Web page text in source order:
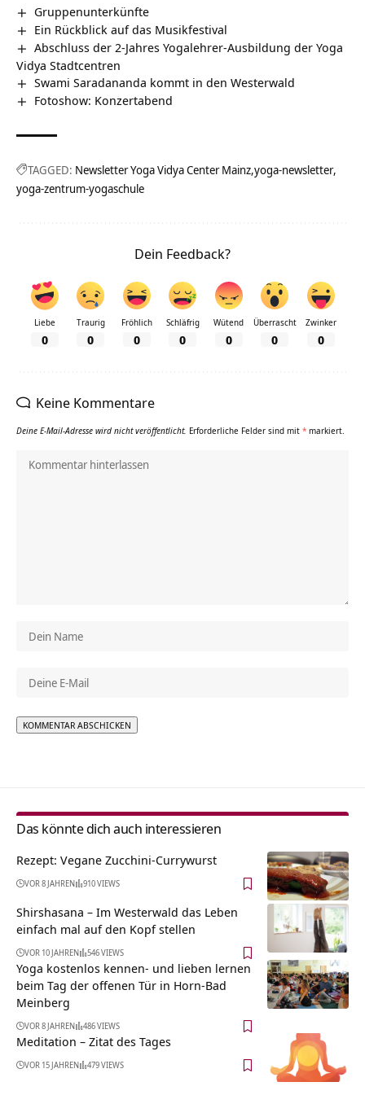
Gruppenunterkünfte
Ein Rückblick auf das Musikfestival
Abschluss der 2-Jahres Yogalehrer-Ausbildung der Yoga
Vidya Stadtcentren
Swami Saradananda kommt in den Westerwald
Fotoshow: Konzertabend
TAGGED: Newsletter Yoga Vidya Center Mainz yoga-newsletter
yoga-zentrum-yogaschule
Dein Feedback?
Liebe
0
Traurig
0
Fröhlich
0
Schläfrig
0
Wütend
0
Überrascht
0
Zwinker
0
Keine Kommentare
Deine E-Mail-Adresse wird nicht veröffentlicht. Erforderliche Felder sind mit * markiert.
Das könnte dich auch interessieren
Rezept: Vegane Zucchini-Currywurst
VOR 8 JAHREN 910 VIEWS
Shirshasana – Im Westerwald das Leben
einfach mal auf den Kopf stellen
VOR 10 JAHREN 546 VIEWS
Yoga kostenlos kennen- und lieben lernen
beim Tag der offenen Tür in Horn-Bad
Meinberg
VOR 8 JAHREN 486 VIEWS
Meditation – Zitat des Tages
VOR 15 JAHREN 479 VIEWS